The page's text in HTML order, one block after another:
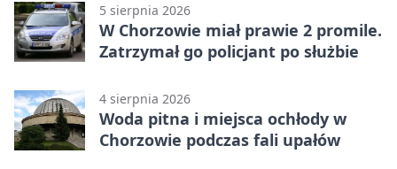
5 sierpnia 2026
W Chorzowie miał prawie 2 promile.
Zatrzymał go policjant po służbie
4 sierpnia 2026
Woda pitna i miejsca ochłody w
Chorzowie podczas fali upałów